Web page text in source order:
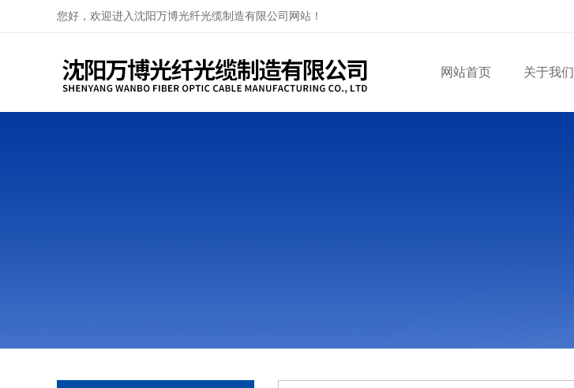
您好，欢迎进入沈阳万博光纤光缆制造有限公司网站！
网站首页 关于我们